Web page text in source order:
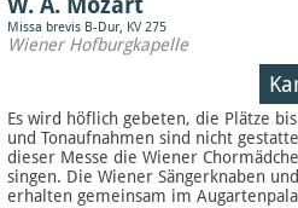
W. A. Mozart
Missa brevis B-Dur, KV 275
Wiener Hofburgkapelle
Es wird höflich gebeten, die Plätze
und Tonaufnahmen sind nicht
dieser Messe die Wiener
singen. Die Wiener Sängerknaben
erhalten gemeinsam im